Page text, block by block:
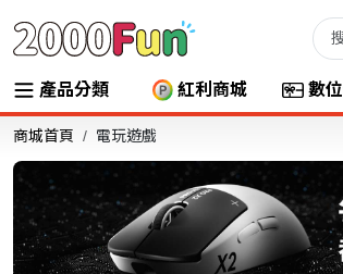
產品分類 紅利商城 數
商城首頁 電玩遊戲